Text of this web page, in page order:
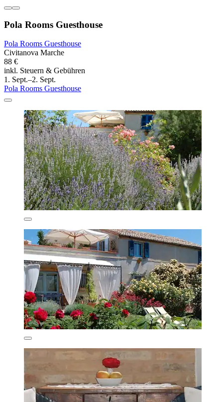
Pola Rooms Guesthouse
Pola Rooms Guesthouse
Civitanova Marche
88 €
inkl. Steuern & Gebühren
1. Sept.–2. Sept.
Pola Rooms Guesthouse